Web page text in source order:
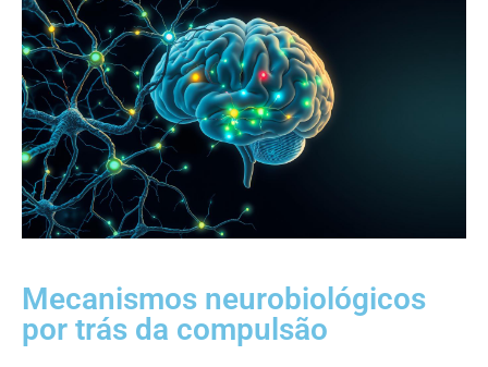
Mecanismos neurobiológicos
por trás da compulsão